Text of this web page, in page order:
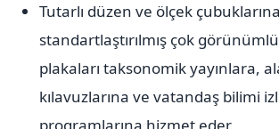
Tutarlı düzen ve ölçek
standartlaştırılmış çok
plakaları taksonomik yayınlara,
kılavuzlarına ve vatandaş bilimi